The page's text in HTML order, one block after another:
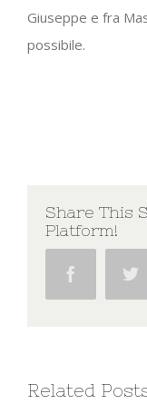
Giuseppe e fra
possibile.
Share This
Platform!
Facebook
Related